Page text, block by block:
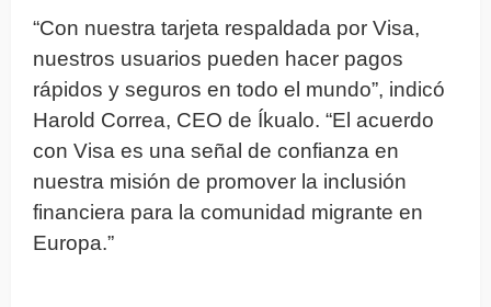
“Con nuestra tarjeta respaldada por Visa,
nuestros usuarios pueden hacer pagos
rápidos y seguros en todo el mundo”, indicó
Harold Correa, CEO de Íkualo. “El acuerdo
con Visa es una señal de confianza en
nuestra misión de promover la inclusión
financiera para la comunidad migrante en
Europa.”